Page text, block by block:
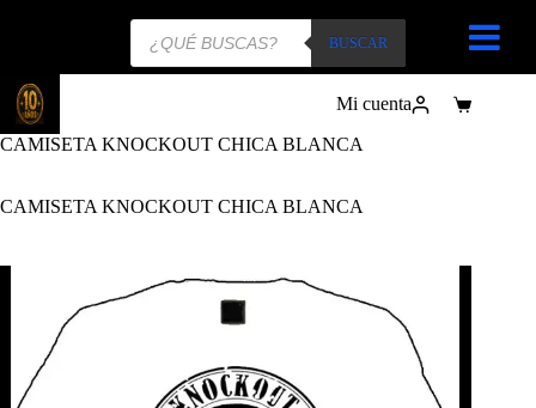
Búsqueda
BUSCAR
Mi cuenta
Carro
CAMISETA KNOCKOUT CHICA BLANCA
CAMISETA KNOCKOUT CHICA BLANCA